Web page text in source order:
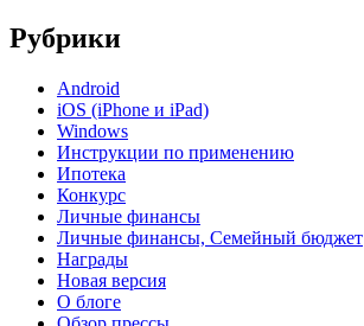
Рубрики
Android
iOS (iPhone и iPad)
Windows
Инструкции по применению
Ипотека
Конкурс
Личные финансы
Личные финансы, Семейный бюджет
Награды
Новая версия
О блоге